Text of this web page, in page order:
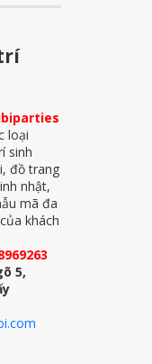
loại
sinh
đồ trang
nhật,
mã đa
khách
5,